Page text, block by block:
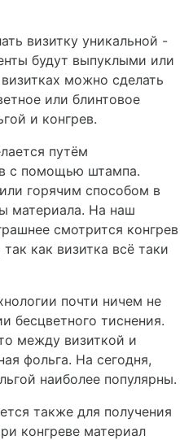
визитку уникальной -
будут выпуклыми или
можно сделать
или блинтовое
и конгрев.
путём
с помощью штампа.
горячим способом в
материала. На наш
смотрится конгрев
как визитка всё таки
почти ничем не
бесцветного тиснения.
между визиткой и
фольга. На сегодня,
наиболее популярны.
также для получения
конгреве материал